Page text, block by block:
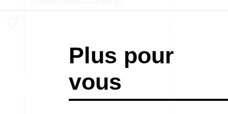
Plus pour
vous